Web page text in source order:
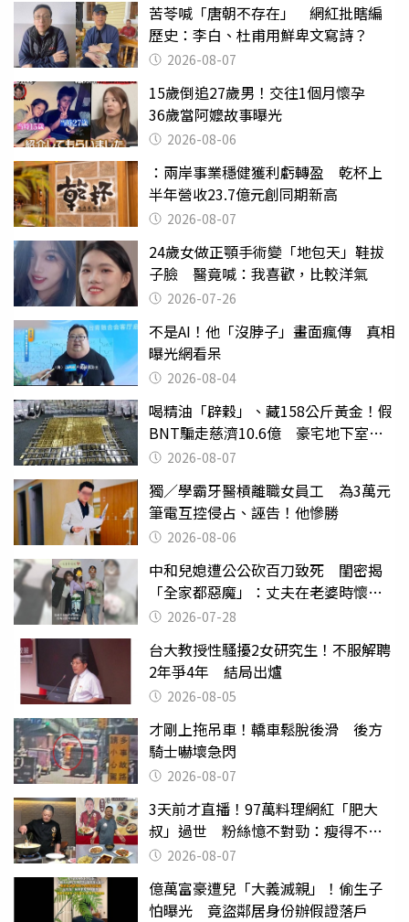
苦苓喊「唐朝不存在」 網紅批瞎編
歷史：李白、杜甫用鮮卑文寫詩？
2026-08-07
15歲倒追27歲男！交往1個月懷孕
36歲當阿嬤故事曝光
2026-08-06
：兩岸事業穩健獲利虧轉盈 乾杯上
半年營收23.7億元創同期新高
2026-08-07
24歲女做正顎手術變「地包天」鞋拔
子臉 醫竟喊：我喜歡，比較洋氣
2026-07-26
不是AI！他「沒脖子」畫面瘋傳 真相
曝光網看呆
2026-08-04
喝精油「辟穀」、藏158公斤黃金！假
BNT騙走慈濟10.6億 豪宅地下室竟
挖出乾鮑金庫
2026-08-07
獨／學霸牙醫槓離職女員工 為3萬元
筆電互控侵占、誣告！他慘勝
2026-08-06
中和兒媳遭公公砍百刀致死 閨密揭
「全家都惡魔」：丈夫在老婆時懷孕
摔東西
2026-07-28
台大教授性騷擾2女研究生！不服解聘
2年爭4年 結局出爐
2026-08-05
才剛上拖吊車！轎車鬆脫後滑 後方
騎士嚇壞急閃
2026-08-07
3天前才直播！97萬料理網紅「肥大
叔」過世 粉絲憶不對勁：瘦得不合
理 2026-08-07
億萬富豪遭兒「大義滅親」！偷生子
怕曝光 竟盜鄰居身份辦假證落戶